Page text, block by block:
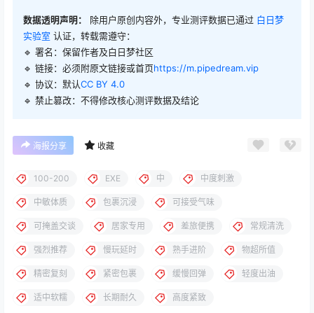
数据透明声明： 除用户原创内容外，专业测评数据已通过 白日梦
实验室 认证，转载需遵守：
🔹 署名：保留作者及白日梦社区
🔹 链接：必须附原文链接或首页https://m.pipedream.vip
🔹 协议：默认CC BY 4.0
🔹 禁止篡改：不得修改核心测评数据及结论
海报分享 收藏
100-200 EXE 中 中度刺激
中敏体质 包裹沉浸 可接受气味
可掩盖交谈 居家专用 差旅便携 常规清洗
强烈推荐 慢玩延时 熟手进阶 物超所值
精密复刻 紧密包裹 缓慢回弹 轻度出油
适中软糯 长期耐久 高度紧致